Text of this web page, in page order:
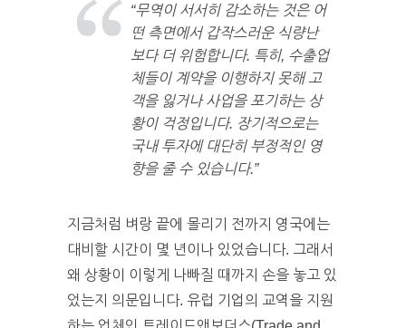
“무역이 서서히 감소하는 것은 어
떤 측면에서 갑작스러운 식량난
보다 더 위험합니다. 특히, 수출업
체들이 계약을 이행하지 못해 고
객을 잃거나 사업을 포기하는 상
황이 걱정입니다. 장기적으로는
국내 투자에 대단히 부정적인 영
향을 줄 수 있습니다.”
지금처럼 벼랑 끝에 몰리기 전까지 영국에는
대비할 시간이 몇 년이나 있었습니다. 그래서
왜 상황이 이렇게 나빠질 때까지 손을 놓고 있
었는지 의문입니다. 유럽 기업의 교역을 지원